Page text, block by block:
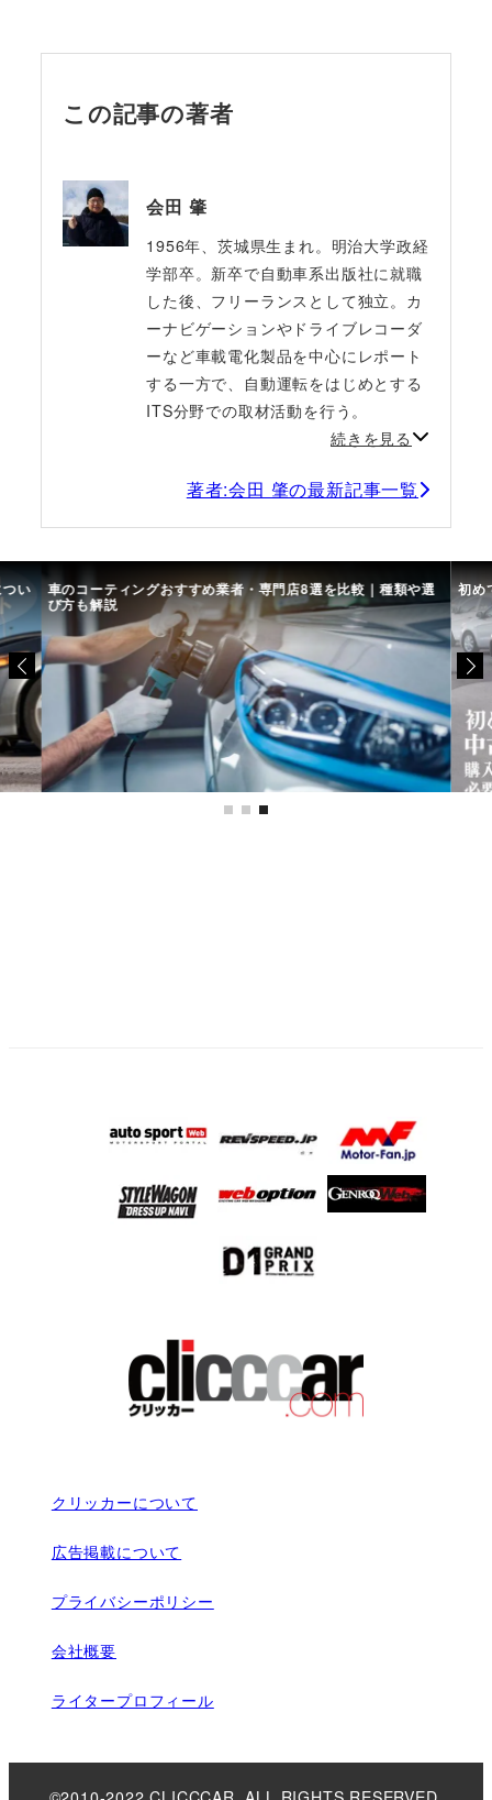
この記事の著者
会田 肇
1956年、茨城県生まれ。明治大学政経
学部卒。新卒で自動車系出版社に就職
した後、フリーランスとして独立。カ
ーナビゲーションやドライブレコーダ
ーなど車載電化製品を中心にレポート
する一方で、自動運転をはじめとする
ITS分野での取材活動を行う。
続きを見る
著者:会田 肇の最新記事一覧
い 車のコーティングおすすめ業者・専門店8選を比較｜種類や選
び方も解説
初め
クリッカーについて
広告掲載について
プライバシーポリシー
会社概要
ライタープロフィール